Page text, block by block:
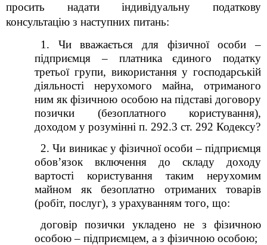
просить надати індивідуальну податкову
консультацію з наступних питань:
1. Чи вважається для фізичної особи –
підприємця –платника
єдиного податку
третьої групи, використання у господарській
діяльності нерухомого майна, отриманого
ним як фізичною особою на підставі договору
позички (безоплатного користування),
доходом у розумінні п. 292.3 ст. 292 Кодексу?
2.Чи виникає у фізичної особи – підприємця
обов’язок включення до складу доходу
вартості користування таким нерухомим
майном як безоплатно отриманих товарів
(робіт, послуг), з урахуванням того, що:
договір позички укладено не з фізичною
особою – підприємцем, а з фізичною особою;